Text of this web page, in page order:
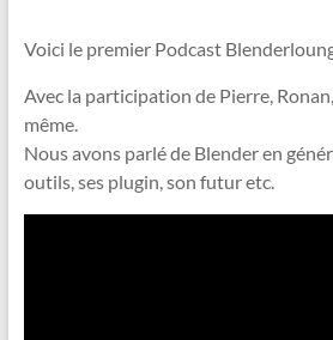
Voici le premier Podcast
Avec la participation de Pierre,
même.
Nous avons parlé de Blender en
outils, ses plugin, son futur etc.